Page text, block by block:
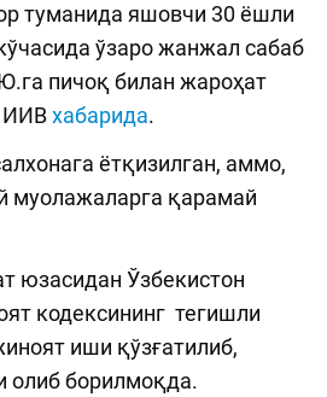
туманида яшовчи 30 ёшли
ўзаро жанжал сабаб
пичоқ билан жароҳат
ИИВхабарида.
ётқизилган, аммо,
муолажаларга қарамай
юзасидан Ўзбекистон
кодексининг тегишли
иши қўзғатилиб,
олиб борилмоқда.